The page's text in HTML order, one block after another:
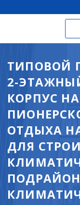
ТИПОВОЙ
2-
КОРПУС
ОТДЫХА
ДЛЯ